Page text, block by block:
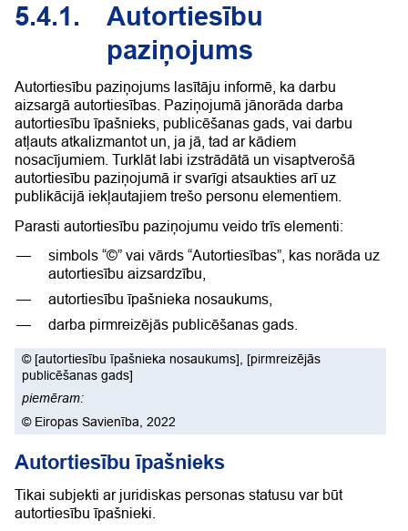
5.4.1.
Autortiesību
paziņojums
Autortiesību paziņojums lasītāju informē, ka darbu
aizsargā autortiesības. Paziņojumā jānorāda darba
autortiesību īpašnieks, publicēšanas gads, vai darbu
atļauts atkalizmantot un, ja jā, tad ar kādiem
nosacījumiem. Turklāt labi izstrādātā un visaptverošā
autortiesību paziņojumā ir svarīgi atsaukties arī uz
publikācijā iekļautajiem trešo personu elementiem.
Parasti autortiesību paziņojumu veido trīs elementi:
simbols “©” vai vārds “Autortiesības”, kas norāda uz
autortiesību aizsardzību,
autortiesību īpašnieka nosaukums,
darba pirmreizējās publicēšanas gads.
© [autortiesību īpašnieka nosaukums], [pirmreizējās
publicēšanas gads]
piemēram:
© Eiropas Savienība , 2022
Autortiesību īpašnieks
Tikai subjekti ar juridiskas personas statusu var būt
autortiesību īpašnieki.